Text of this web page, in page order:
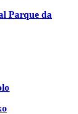
Parque da